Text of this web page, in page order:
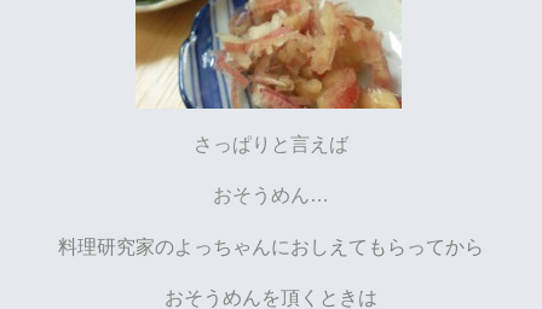
さっぱりと言えば
おそうめん…
料理研究家のよっちゃんにおしえてもらってから
おそうめんを頂くときは